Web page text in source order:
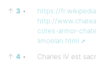
↑ 3 • https://
http://
cotes-armor-
limoelan.html
↑ 4 •
Charles IV est